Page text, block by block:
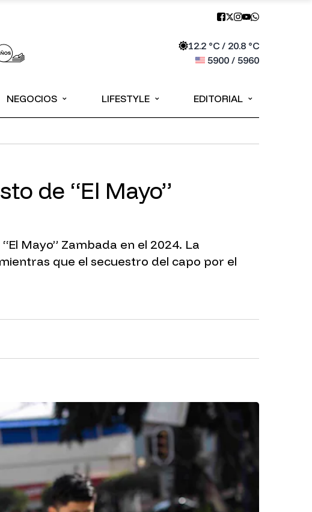
12.2°C / 20.8°C
5900/ 5960
NEGOCIOS ⌄ LIFESTYLE ⌄ EDITORIAL ⌄
de “El Mayo”
Mayo” Zambada en el 2024. La
que el secuestro del capo por el